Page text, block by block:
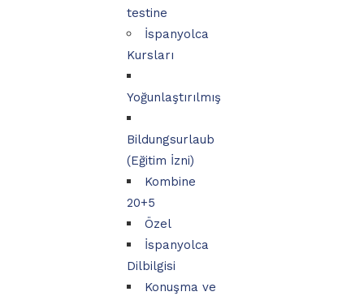
testine
İspanyolca
Kursları
Yoğunlaştırılmış
Bildungsurlaub
(Eğitim İzni)
Kombine
20+5
Özel
İspanyolca
Dilbilgisi
Konuşma ve